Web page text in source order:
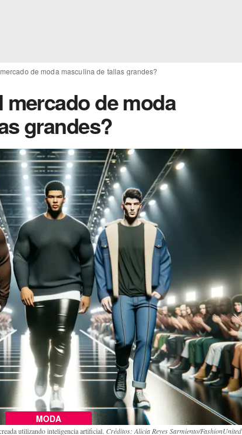
de moda masculina de tallas grandes?
mercado de moda
grandes?
MODA
utilizando inteligencia artificial. Créditos: Alicia Reyes Sarmiento/FashionUnited